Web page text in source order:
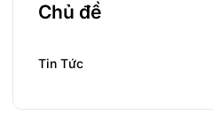
Chủ đề
Tin Tức